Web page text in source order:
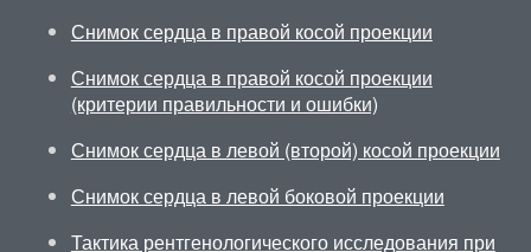
Снимок сердца в правой косой проекции
Снимок сердца в правой косой проекции
(критерии правильности и ошибки)
Снимок сердца в левой (второй) косой проекции
Снимок сердца в левой боковой проекции
Тактика рентгенологического исследования при